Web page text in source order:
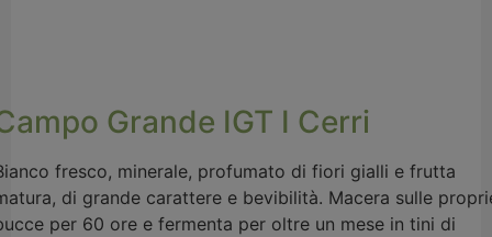
Grande IGT I Cerri
fresco, minerale, profumato di fiori gialli e frutta
di grande carattere e bevibilità. Macera sulle
per 60 ore e fermenta per oltre un mese in tini di